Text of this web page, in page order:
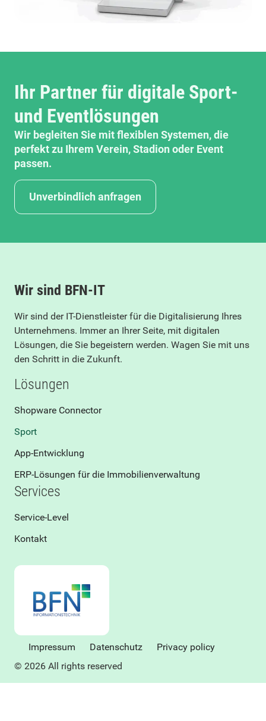
Ihr Partner für digitale Sport-
und Eventlösungen
Wir begleiten Sie mit flexiblen Systemen, die
perfekt zu Ihrem Verein, Stadion oder Event
passen.
Unverbindlich anfragen
Wir sind BFN-IT
Wir sind der IT-Dienstleister für die Digitalisierung Ihres
Unternehmens. Immer an Ihrer Seite, mit digitalen
Lösungen, die Sie begeistern werden. Wagen Sie mit uns
den Schritt in die Zukunft.
Lösungen
Shopware Connector
Sport
App-Entwicklung
ERP-Lösungen für die Immobilienverwaltung
Services
Service-Level
Kontakt
Impressum Datenschutz
Privacy policy
© 2026 All rights reserved